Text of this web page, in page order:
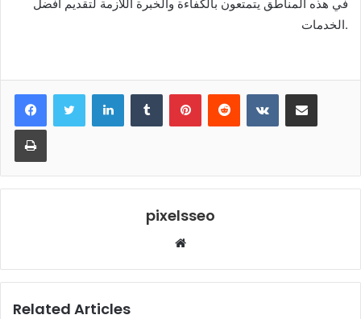
في هذه المناطق يتمتعون بالكفاءة والخبرة اللازمة لتقديم أفضل
الخدمات.
LinkedInTumblr PinterestReddit VKontakteShare via Email
Print
pixelsseo
Website
Related Articles